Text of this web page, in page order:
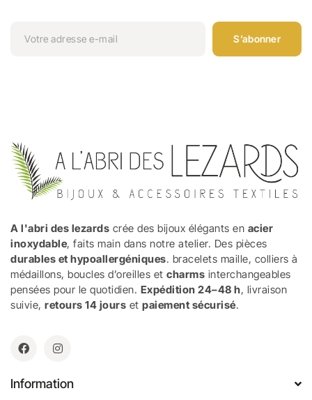
S’abonner
A l'abri des lezards crée des bijoux élégants en acier
inoxydable, faits main dans notre atelier. Des pièces
durables et hypoallergéniques. bracelets maille, colliers à
médaillons, boucles d’oreilles et charms interchangeables
pensées pour le quotidien. Expédition 24–48 h, livraison
suivie, retours 14 jours et paiement sécurisé.
Information